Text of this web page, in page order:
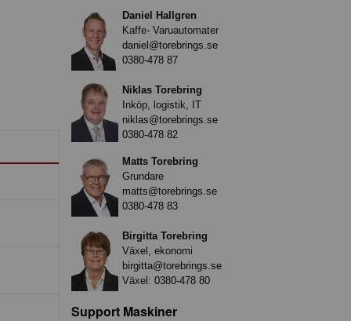
Daniel Hallgren
Kaffe- Varuautomater
daniel@torebrings.se
0380-478 87
Niklas Torebring
Inköp, logistik, IT
niklas@torebrings.se
0380-478 82
Matts Torebring
Grundare
matts@torebrings.se
0380-478 83
Birgitta Torebring
Växel, ekonomi
birgitta@torebrings.se
Växel: 0380-478 80
Support Maskiner